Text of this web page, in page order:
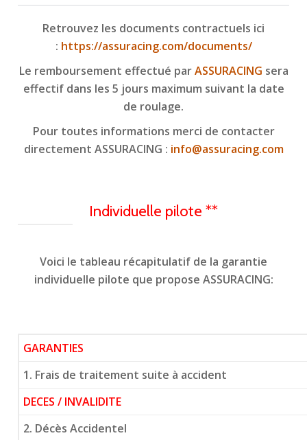
Retrouvez les documents contractuels ici
: https://assuracing.com/documents/
Le remboursement effectué parASSURACING sera
effectif dans les 5 jours maximum suivant la date
de roulage.
Pour toutes informations merci de contacter
directement ASSURACING : info@assuracing.com
Individuelle pilote **
Voici le tableau récapitulatif de la garantie
individuelle pilote que propose ASSURACING:
GARANTIES
1. Frais de traitement suite à accident
DECES / INVALIDITE
2. Décès Accidentel